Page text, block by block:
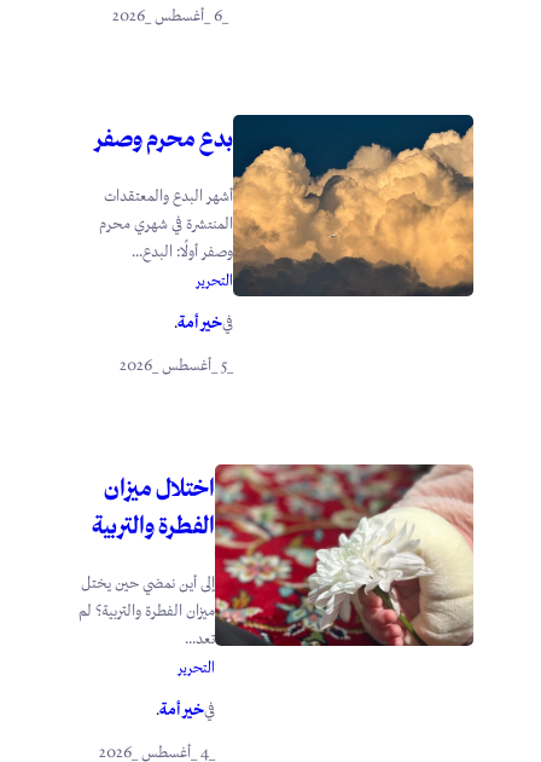
بدع محرم وصفر
أشهر البدع والمعتقدات
المنتشرة في شهري محرم
وصفر أولًا: البدع...
التحرير
فيخير أمة.
_5 _أغسطس _2026
اختلال ميزان
الفطرة والتربية
إلى أين نمضي حين يختل
ميزان الفطرة والتربية؟ لم
تعد...
التحرير
فيخير أمة.
_4 _أغسطس _2026